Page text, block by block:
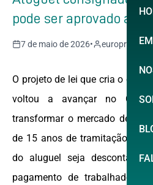
pode ser aprovado
7 de maio de 2026•
O projeto de lei que cria o
voltou a avançar no
transformar o mercado de
de 15 anos de tramitação. A
do aluguel seja descontado
pagamento de trabalhadores